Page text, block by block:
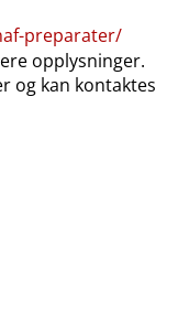
preparater​/​
opplysninger.
og kan kontaktes